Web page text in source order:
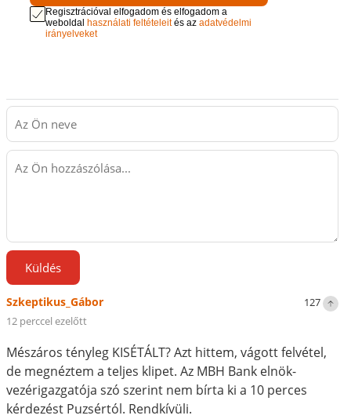
Regisztrációval elfogadom és elfogadom a
weboldal használati feltételeités azadatvédelmi
irányelveket
Küldés
127
Szkeptikus_Gábor
12 perccel ezelőtt
Mészáros tényleg KISÉTÁLT? Azt hittem, vágott felvétel,
de megnéztem a teljes klipet. Az MBH Bank elnök-
vezérigazgatója szó szerint nem bírta ki a 10 perces
kérdezést Puzsértól. Rendkívüli.